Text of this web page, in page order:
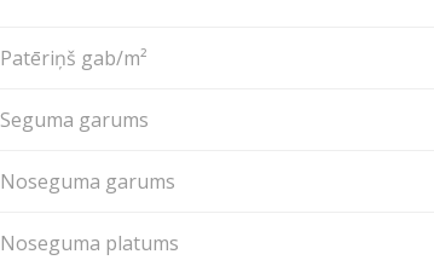
Patēriņš gab/m²
Seguma garums
Noseguma garums
Noseguma platums